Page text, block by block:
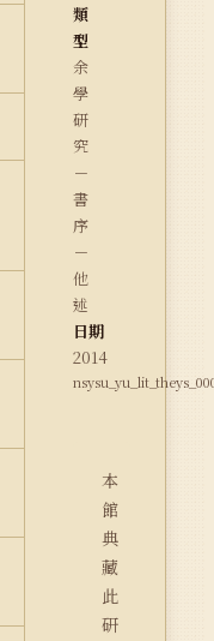
類
型
余
學
研
究
－
書
序
－
他
述
日期
2014
本
館
典
藏
此
研